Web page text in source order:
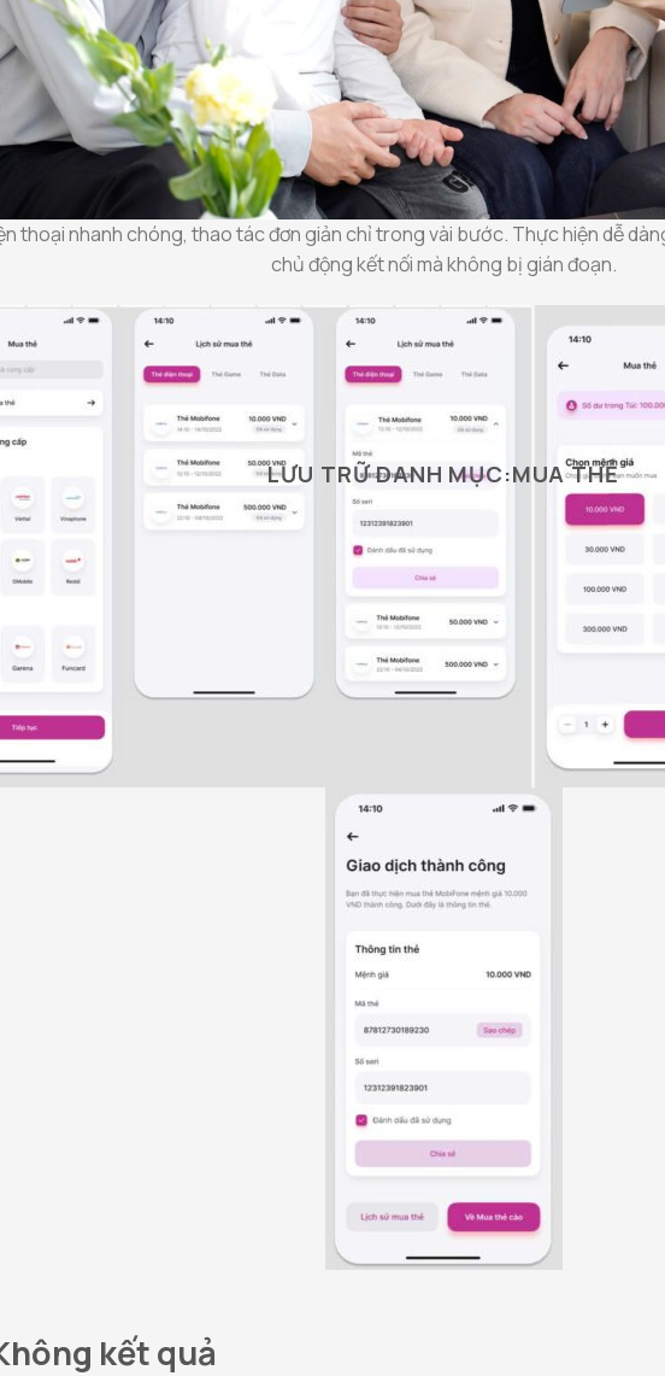
LƯU TRỮ DANH MỤC:MUA THẺ
thoại nhanh chóng, thao tác đơn giản chỉ trong vài bước. Thực hiện dễ
chủ động kết nối mà không bị gián đoạn.
kết quả